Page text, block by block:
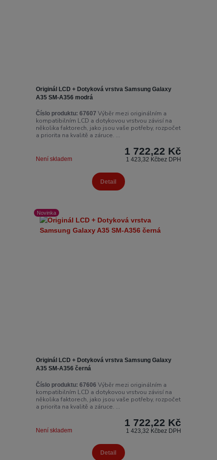
Originál LCD + Dotyková vrstva Samsung Galaxy
A35 SM-A356 modrá
Číslo produktu: 67607 Výběr mezi originálním a
kompatibilním LCD a dotykovou vrstvou závisí na
několika faktorech, jako jsou vaše potřeby, rozpočet
a priorita na kvalitě a záruce. ...
1 722,22 Kč
1 423,32 Kčbez DPH
Není skladem
Detail
Novinka
Originál LCD + Dotyková vrstva Samsung Galaxy
A35 SM-A356 černá
Číslo produktu: 67606 Výběr mezi originálním a
kompatibilním LCD a dotykovou vrstvou závisí na
několika faktorech, jako jsou vaše potřeby, rozpočet
a priorita na kvalitě a záruce. ...
1 722,22 Kč
1 423,32 Kčbez DPH
Není skladem
Detail